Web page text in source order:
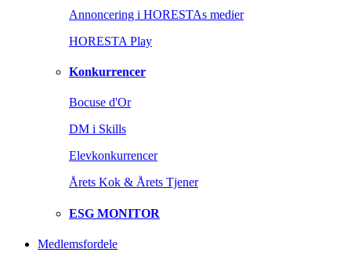
Annoncering i HORESTAs medier
HORESTA Play
Konkurrencer
Bocuse d'Or
DM i Skills
Elevkonkurrencer
Årets Kok & Årets Tjener
ESG MONITOR
Medlemsfordele